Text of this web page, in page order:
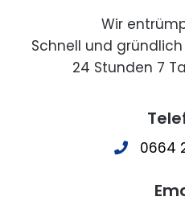
Wir
Schnell und
24 Stunden 7
0664